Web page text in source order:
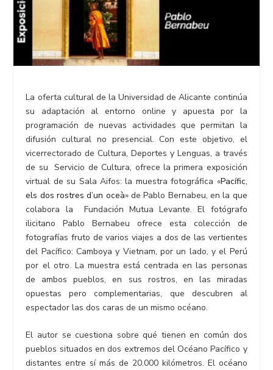
La oferta cultural de la Universidad de Alicante continúa
su adaptación al entorno online y apuesta por la
programación de nuevas actividades que permitan la
difusión cultural no presencial. Con este objetivo, el
vicerrectorado de Cultura, Deportes y Lenguas, a través
de su Servicio de Cultura, ofrece la primera exposición
virtual de su Sala Aifos: la muestra fotográfica «Pacífic,
els dos rostres d’un oceà» de Pablo Bernabeu, en la que
colabora la Fundación Mutua Levante. El fotógrafo
ilicitano Pablo Bernabeu ofrece esta colección de
fotografías fruto de varios viajes a dos de las vertientes
del Pacífico: Camboya y Vietnam, por un lado, y el Perú
por el otro. La muestra está centrada en las personas
de ambos pueblos, en sus rostros, en las miradas
opuestas pero complementarias, que descubren al
espectador las dos caras de un mismo océano.
El autor se cuestiona sobre qué tienen en común dos
pueblos situados en dos extremos del Océano Pacífico y
distantes entre sí más de 20.000 kilómetros. El océano